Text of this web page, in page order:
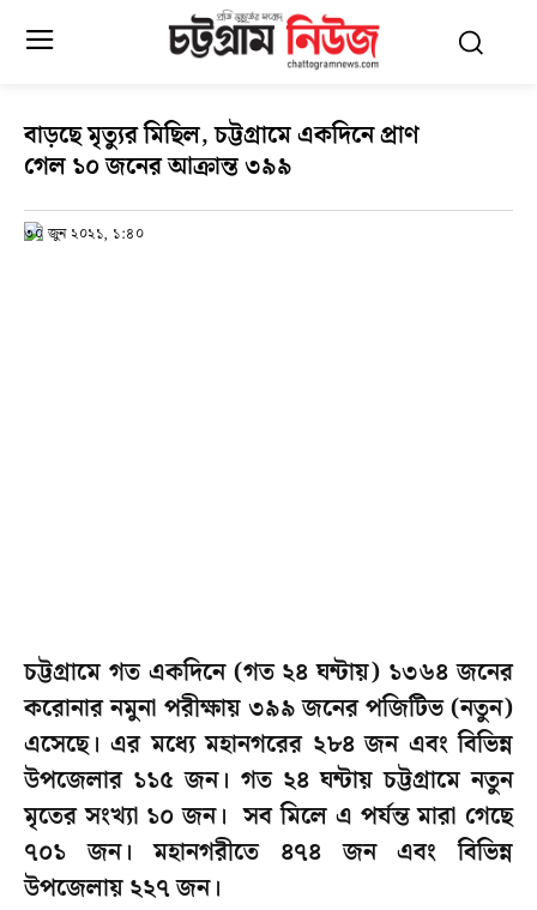
বাড়ছে মৃত্যুর মিছিল, চট্টগ্রামে একদিনে প্রাণ
গেল ১০ জনের আক্রান্ত ৩৯৯
৩০ জুন ২০২১, ১:৪০
চট্টগ্রামে গত একদিনে (গত ২৪ ঘন্টায়) ১৩৬৪ জনের
করোনার নমুনা পরীক্ষায় ৩৯৯ জনের পজিটিভ (নতুন)
এসেছে। এর মধ্যে মহানগরের ২৮৪ জন এবং বিভিন্ন
উপজেলার ১১৫ জন। গত ২৪ ঘন্টায় চট্টগ্রামে নতুন
মৃতের সংখ্যা ১০ জন। সব মি‌লে এ পর্যন্ত মারা গে‌ছে
৭০১ জন। মহানগরীতে ৪৭৪ জন এবং বিভিন্ন
উপজেলায় ২২৭ জন।